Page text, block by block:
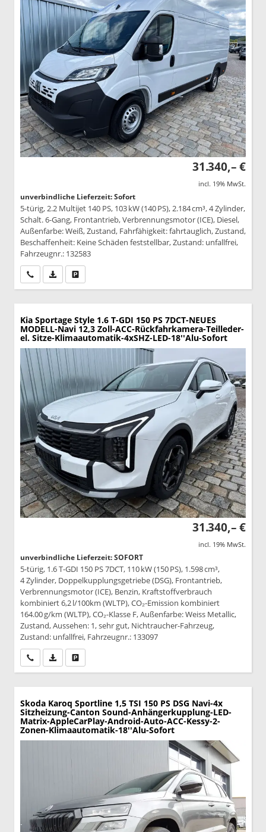
31.340,– €
incl. 19% MwSt.
unverbindliche Lieferzeit: Sofort
5-türig, 2.2 Multijet 140 PS, 103 kW (140 PS), 2.184 cm³, 4 Zylinder,
Schalt. 6-Gang, Frontantrieb, Verbrennungsmotor (ICE), Diesel,
Außenfarbe: Weiß, Zustand, Fahrfähigkeit: fahrtauglich, Zustand,
Beschaffenheit: Keine Schäden feststellbar, Zustand: unfallfrei,
Fahrzeugnr.: 132583
Wir rufen Sie anPDF-Datei, Fahrzeugexposé drucken
Kia Sportage Style 1.6 T-GDI 150 PS 7DCT-NEUES
MODELL-Navi 12,3 Zoll-ACC-Rückfahrkamera-Teilleder-
el. Sitze-Klimaautomatik-4xSHZ-LED-18''Alu-Sofort
31.340,– €
incl. 19% MwSt.
unverbindliche Lieferzeit: SOFORT
5-türig, 1.6 T-GDI 150 PS 7DCT, 110 kW (150 PS), 1.598 cm³,
4 Zylinder, Doppelkupplungsgetriebe (DSG), Frontantrieb,
Verbrennungsmotor (ICE), Benzin, Kraftstoffverbrauch
kombiniert 6,2 l/100km (WLTP), CO₂-Emission kombiniert
164.00 g/km (WLTP), CO₂-Klasse F, Außenfarbe: Weiss Metallic,
Zustand, Aussehen: 1, sehr gut, Nichtraucher-Fahrzeug,
Zustand: unfallfrei, Fahrzeugnr.: 133097
Wir rufen Sie anPDF-Datei, Fahrzeugexposé drucken
Skoda Karoq Sportline 1,5 TSI 150 PS DSG Navi-4x
Sitzheizung-Canton Sound-Anhängerkupplung-LED-
Matrix-AppleCarPlay-Android-Auto-ACC-Kessy-2-
Zonen-Klimaautomatik-18''Alu-Sofort